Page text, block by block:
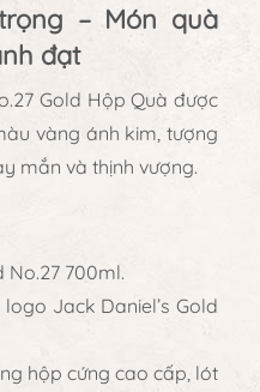
– Món quà
đạt
Gold Hộp Quà được
vàng ánh kim , tượng
mắn và thịnh vượng.
No.27 700ml.
Jack Daniel’s Gold
hộp cứng cao cấp , lót